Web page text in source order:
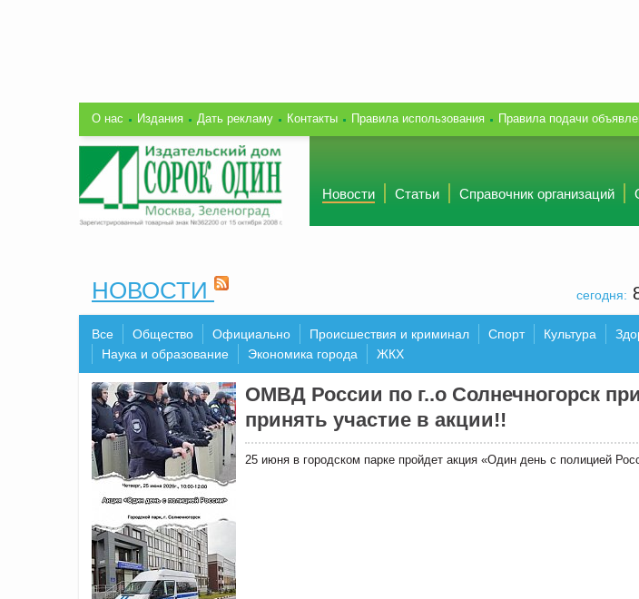
О нас Издания Дать рекламу Контакты Правила использования Правила подачи
Новости Статьи Справочник организаций
сегодня:
НОВОСТИ
Все Общество Официально Происшествия и криминал Спорт Культура
Наука и образование
Экономика города ЖКХ
ОМВД России по г..о Солнечногорск
принять участие в акции!!
25 июня в городском парке пройдет акция «Один день с полицией